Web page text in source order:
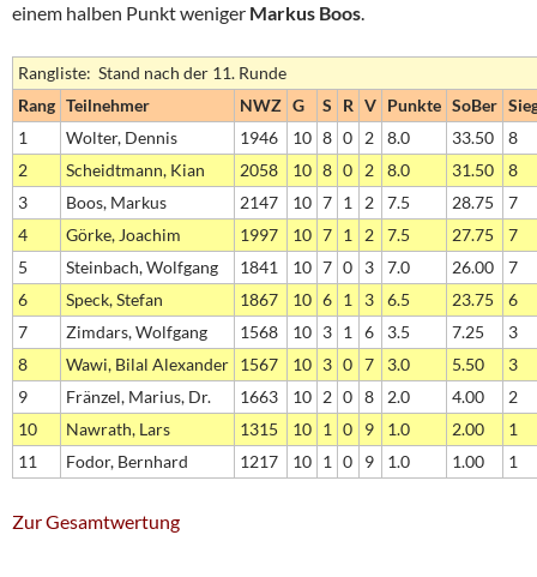
einem halben Punkt weniger Markus Boos.
Rangliste: Stand nach der 11. Runde
Rang Teilnehmer NWZ G S R V Punkte SoBer
1
Wolter, Dennis 1946 10 8 0 2 8.0 33.50
8
2
Scheidtmann, Kian 2058 10 8 0 2 8.0 31.50
8
3
Boos, Markus 2147 10 7 1 2 7.5 28.75
7
4
Görke, Joachim 1997 10 7 1 2 7.5 27.75
7
5
Steinbach, Wolfgang 1841 10 7 0 3 7.0 26.00
7
6
Speck, Stefan 1867 10 6 1 3 6.5 23.75
6
7
Zimdars, Wolfgang 1568 10 3 1 6 3.5 7.25
3
8
Wawi, Bilal Alexander 1567 10 3 0 7 3.0 5.50
3
9
Fränzel, Marius, Dr. 1663 10 2 0 8 2.0 4.00
2
10
Nawrath, Lars 1315 10 1 0 9 1.0 2.00
1
11
Fodor, Bernhard 1217 10 1 0 9 1.0 1.00 1
Zur Gesamtwertung